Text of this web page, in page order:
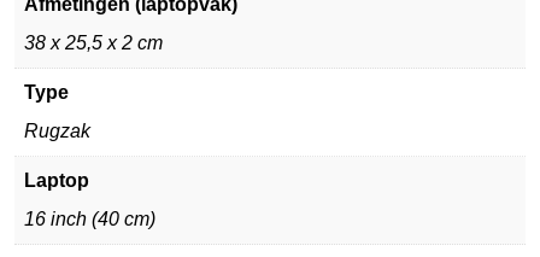
Afmetingen (laptopvak)
38 x 25,5 x 2 cm
Type
Rugzak
Laptop
16 inch (40 cm)